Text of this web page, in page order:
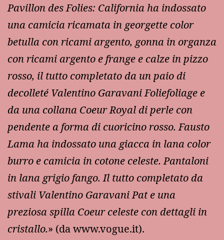
Pavillon des Folies: California ha indossato
una camicia ricamata in georgette color
betulla con ricami argento, gonna in organza
con ricami argento e frange e calze in pizzo
rosso, il tutto completato da un paio di
decolleté Valentino Garavani Foliefoliage e
da una collana Coeur Royal di perle con
pendente a forma di cuoricino rosso. Fausto
Lama ha indossato una giacca in lana color
burro e camicia in cotone celeste. Pantaloni
in lana grigio fango. Il tutto completato da
stivali Valentino Garavani Pat e una
preziosa spilla Coeur celeste con dettagli in
cristallo.» (da www.vogue.it).